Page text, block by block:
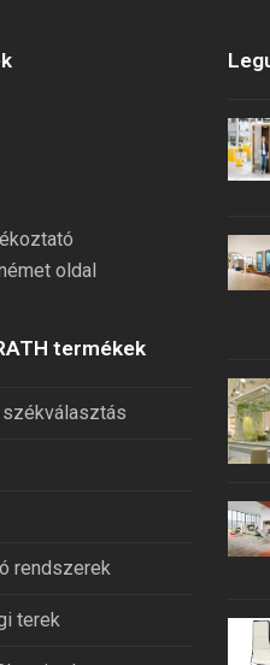
oldal
termékek
rendszerek
terek